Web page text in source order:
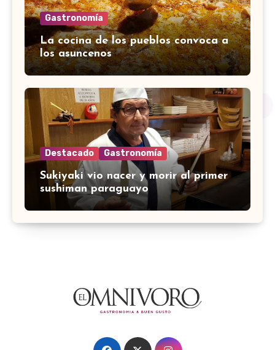
Gastronomía
La cocina de los pueblos convoca a
los asuncenos
Destacado Gastronomía
Sukiyaki vio nacer y morir al primer
sushiman paraguayo